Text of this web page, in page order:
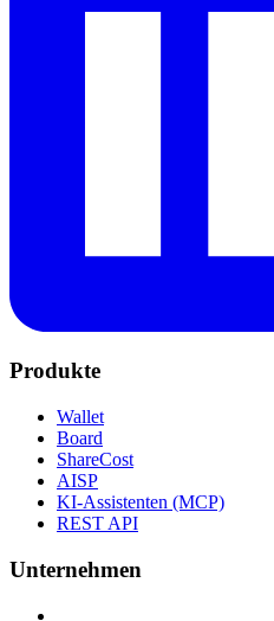
Produkte
Wallet
Board
ShareCost
AISP
KI-Assistenten (MCP)
REST API
Unternehmen